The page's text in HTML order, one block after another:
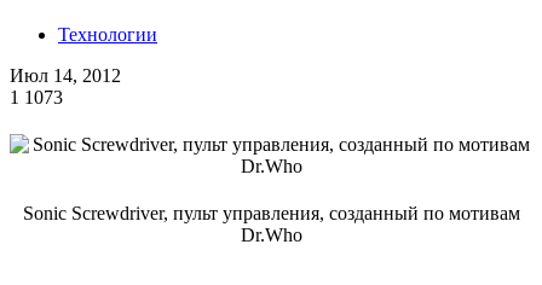
Технологии
Июл 14, 2012
1 1073
Sonic Screwdriver, пульт управления, созданный по мотивам
Dr.Who